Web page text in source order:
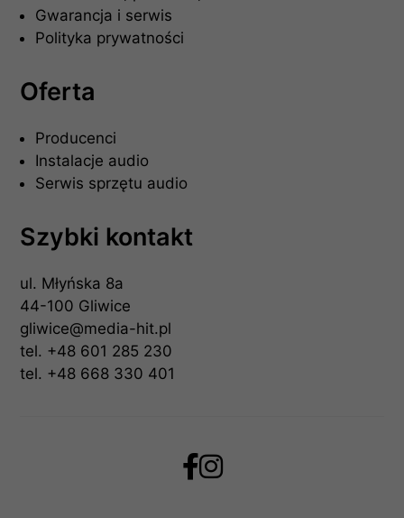
Gwarancja i serwis
Polityka prywatności
Oferta
Producenci
Instalacje audio
Serwis sprzętu audio
Szybki kontakt
ul. Młyńska 8a
44-100 Gliwice
gliwice@media-hit.pl
tel. +48 601 285 230
tel. +48 668 330 401